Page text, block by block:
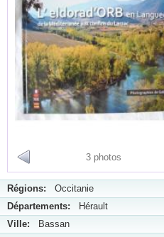
3 photos
Régions: Occitanie
Départements: Hérault
Ville: Bassan